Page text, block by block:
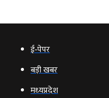
ई‑पेपर
बड़ी खबर
मध्‍यप्रदेश